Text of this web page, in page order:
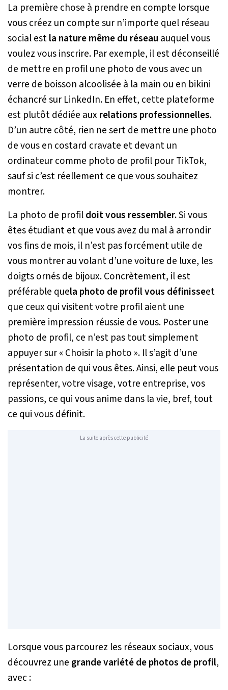
La première chose à prendre en compte lorsque
vous créez un compte sur n’importe quel réseau
social estla nature même du réseau auquel vous
voulez vous inscrire. Par exemple, il est déconseillé
de mettre en profil une photo de vous avec un
verre de boisson alcoolisée à la main ou en bikini
échancré sur LinkedIn. En effet, cette plateforme
est plutôt dédiée aux relations professionnelles.
D’un autre côté, rien ne sert de mettre une photo
de vous en costard cravate et devant un
ordinateur comme photo de profil pour TikTok,
sauf si c’est réellement ce que vous souhaitez
montrer.
La photo de profildoit vous ressembler.Si vous
êtes étudiant et que vous avez du mal à arrondir
vos fins de mois, il n’est pas forcément utile de
vous montrer au volant d’une voiture de luxe, les
doigts ornés de bijoux. Concrètement, il est
préférable quela photo de profil vous définisseet
que ceux qui visitent votre profil aient une
première impression réussie de vous. Poster une
photo de profil, ce n’est pas tout simplement
appuyer sur « Choisir la photo ». Il s’agit d’une
présentation de qui vous êtes. Ainsi, elle peut vous
représenter, votre visage, votre entreprise, vos
passions, ce qui vous anime dans la vie, bref, tout
ce qui vous définit.
La suite après cette publicité
Lorsque vous parcourez les réseaux sociaux, vous
découvrez une grande variété de photos de profil,
avec :